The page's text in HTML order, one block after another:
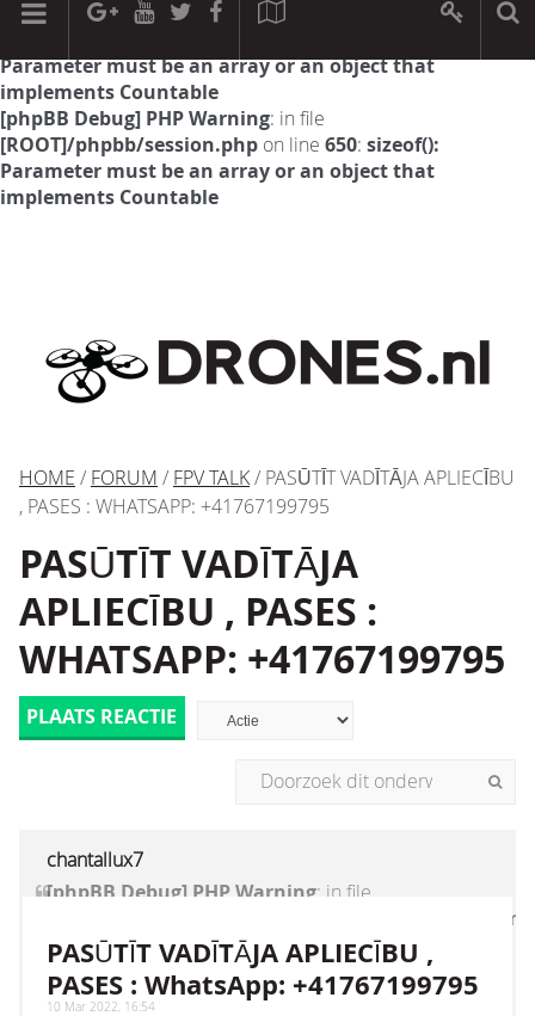
[phpBB Debug] PHP Warning: in file
Parameter must be an array or an object that
implements Countable
[phpBB Debug] PHP Warning: in file
[ROOT]/phpbb/session.php on line 650: sizeof():
Parameter must be an array or an object that
implements Countable
HOME / FORUM / FPV TALK/ PASŪTĪT VADĪTĀJA APLIECĪBU
, PASES : WHATSAPP: +41767199795
PASŪTĪT VADĪTĀJA
APLIECĪBU , PASES :
WHATSAPP: +41767199795
PLAATS REACTIE
chantallux7
[phpBB Debug] PHP Warning: in file
[ROOT]/vendor/twig/twig/lib/Twig/Extension/
on line1236 :count(): Parameter must be an
array or an object that implements Countable
PASŪTĪT VADĪTĀJA APLIECĪBU ,
PASES : WhatsApp: +41767199795
10 Mar 2022, 16:54